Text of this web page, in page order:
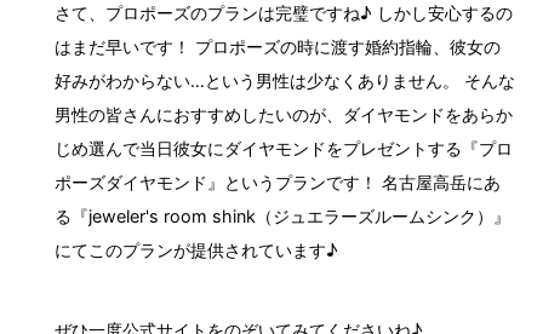
さて、プロポーズのプランは完璧ですね♪ しかし安心するの
はまだ早いです！ プロポーズの時に渡す婚約指輪、彼女の
好みがわからない…という男性は少なくありません。 そんな
男性の皆さんにおすすめしたいのが、ダイヤモンドをあらか
じめ選んで当日彼女にダイヤモンドをプレゼントする『プロ
ポーズダイヤモンド』というプランです！ 名古屋高岳にあ
る『jeweler's room shink（ジュエラーズルームシンク）』
にてこのプランが提供されています♪
ぜひ一度公式サイトをのぞいてみてくださいね♪